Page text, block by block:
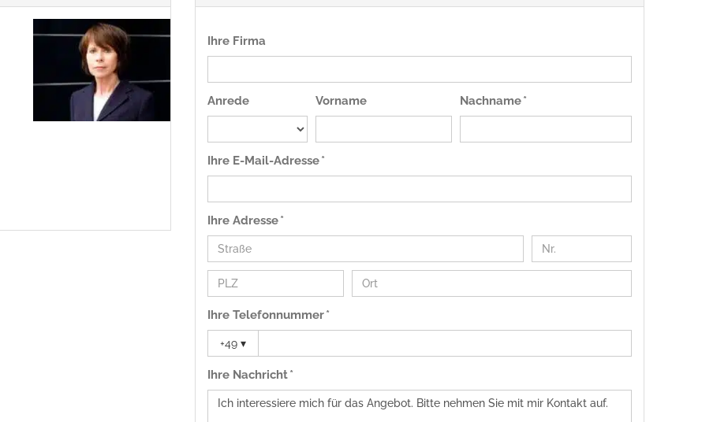
Ihre Firma
Anrede Vorname Nachname *
Ihre E-Mail-Adresse *
Ihre Adresse *
Ihre Telefonnummer *
+49 ▾
Ihre Nachricht *